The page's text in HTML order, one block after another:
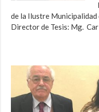
de la Ilustre Municipalidad
Director de Tesis: Mg.